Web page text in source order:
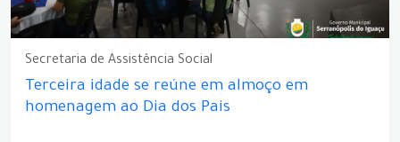
Secretaria de Assistência Social
Terceira idade se reúne em almoço em
homenagem ao Dia dos Pais